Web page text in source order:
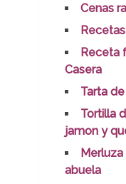
Cenas
Receta
Casera
Tarta
Tortilla
jamon y
abuela